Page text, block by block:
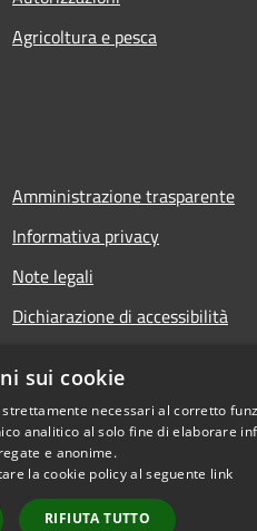
Agricoltura e pesca
Amministrazione trasparente
Informativa privacy
Note legali
Dichiarazione di accessibilità
sui cookie
necessari al corretto
analitico al solo fine di elaborare
e anonime.
la cookie policy al seguente link
RIFIUTA TUTTO